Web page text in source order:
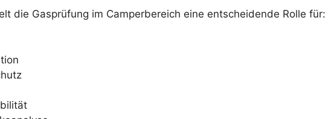
die Gasprüfung im Camperbereich eine entscheidende Rolle für: